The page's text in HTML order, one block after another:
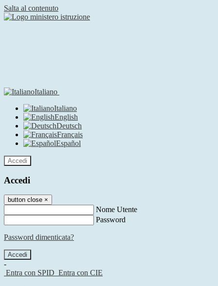
Salta al contenuto
Italiano
Italiano
English
Deutsch
Français
Español
Accedi
Accedi
button close ×
Nome Utente
Password
Password dimenticata?
-
Entra con SPID Entra con CIE